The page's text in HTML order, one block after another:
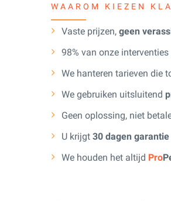
WAAROM KIEZEN
Vaste prijzen, geen
98% van onze interventies
We hanteren tarieven die
We gebruiken uitsluitend
Geen oplossing, niet
U krijgt 30 dagen garantie
We houden het altijd Pro